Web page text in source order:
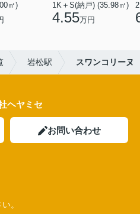
㎡)
1K＋S(納戸) (35.98㎡)
4.55万円
岩松駅 スワンコリーヌ
ヘヤミセ
お問い合わせ
。